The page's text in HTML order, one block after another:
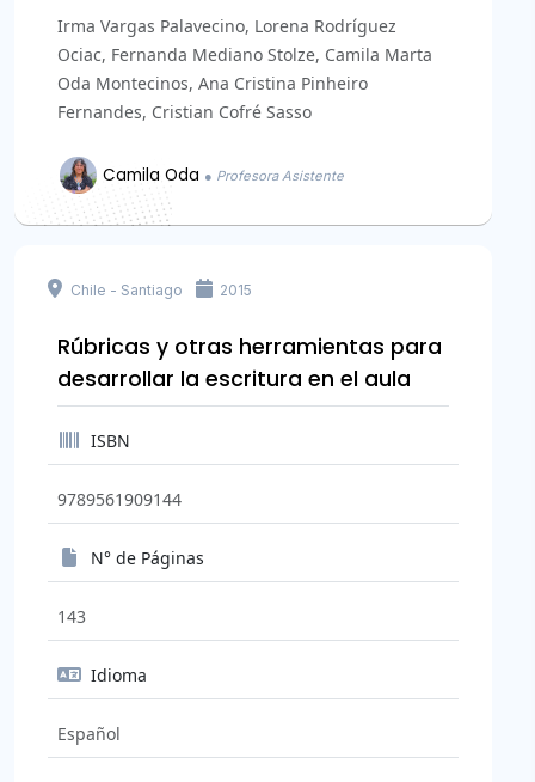
Irma Vargas Palavecino, Lorena Rodríguez
Ociac, Fernanda Mediano Stolze, Camila Marta
Oda Montecinos, Ana Cristina Pinheiro
Fernandes, Cristian Cofré Sasso
Camila Oda ● Profesora Asistente
Chile - Santiago 2015
Rúbricas y otras herramientas para
desarrollar la escritura en el aula
ISBN
9789561909144
N° de Páginas
143
Idioma
Español